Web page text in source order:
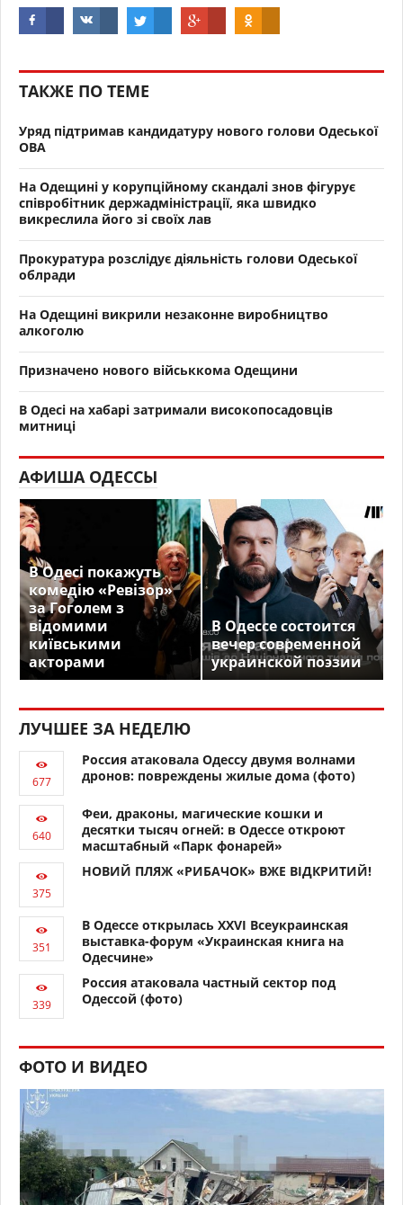
ТАКЖЕ ПО ТЕМЕ
Уряд підтримав кандидатуру нового голови Одеської
ОВА
На Одещині у корупційному скандалі знов фігурує
співробітник держадміністрації, яка швидко
викреслила його зі своїх лав
Прокуратура розслідує діяльність голови Одеської
облради
На Одещині викрили незаконне виробництво
алкоголю
Призначено нового військкома Одещини
В Одесі на хабарі затримали високопосадовців
митниці
АФИША ОДЕССЫ
В Одесі покажуть
комедію «Ревізор»
за Гоголем з
відомими
київськими
акторами
В Одессе состоится
вечер современной
украинской поэзии
ЛУЧШЕЕ ЗА НЕДЕЛЮ
Россия атаковала Одессу двумя волнами
дронов: повреждены жилые дома (фото)
Феи, драконы, магические кошки и
десятки тысяч огней: в Одессе откроют
масштабный «Парк фонарей»
НОВИЙ ПЛЯЖ «РИБАЧОК» ВЖЕ ВІДКРИТИЙ!
В Одессе открылась XXVI Всеукраинская
выставка-форум «Украинская книга на
Одесчине»
Россия атаковала частный сектор под
Одессой (фото)
ФОТО И ВИДЕО